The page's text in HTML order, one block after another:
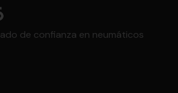
de confianza en neumáticos